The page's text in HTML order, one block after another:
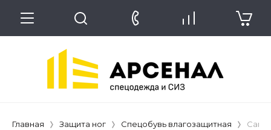
Главная Защита ног Спецобувь влагозащитная